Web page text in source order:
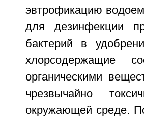
эвтрофикацию
для дезинфекции
бактерий в
хлорсодержащие
органическими
чрезвычайно
окружающей среде.